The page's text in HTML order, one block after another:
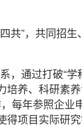
”，共同招生
，通过打破“
养、科研素
每年参照企
项目实际研